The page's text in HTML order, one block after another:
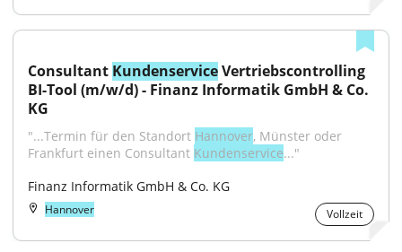
Consultant Kundenservice Vertriebscontrolling
BI-Tool (m/w/d) - Finanz Informatik GmbH & Co.
KG
"...Termin für den Standort Hannover, Münster oder
Frankfurt einen Consultant Kundenservice..."
Finanz Informatik GmbH & Co. KG
Hannover Vollzeit